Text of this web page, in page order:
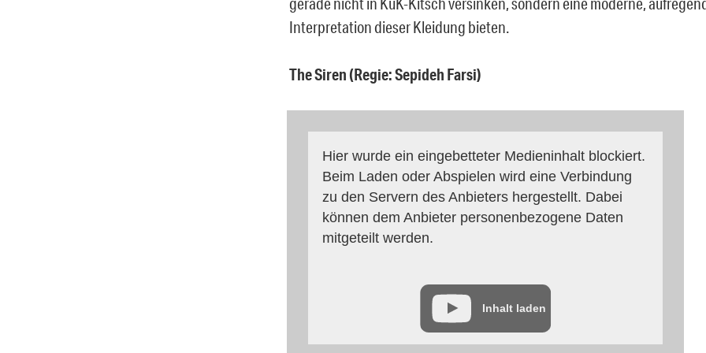
Interpretation dieser Kleidung bieten.
The Siren (Regie: Sepideh Farsi)
Hier wurde ein eingebetteter Medieninhalt blockiert.
Beim Laden oder Abspielen wird eine Verbindung
zu den Servern des Anbieters hergestellt. Dabei
können dem Anbieter personenbezogene Daten
mitgeteilt werden.
Inhalt laden